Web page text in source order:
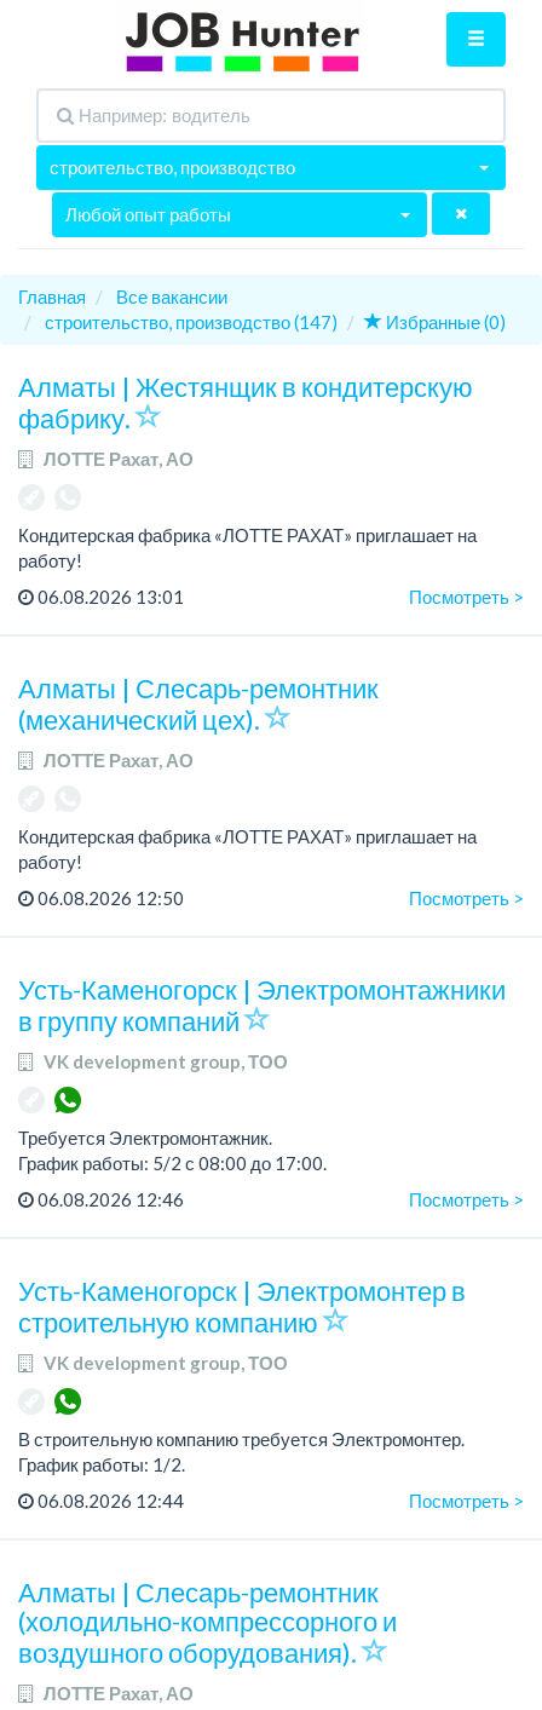
строительство, производство
Любой опыт работы
Главная
Все вакансии
строительство, производство (147)
Избранные (0)
Алматы | Жестянщик в кондитерскую
фабрику.
ЛОТТЕ Рахат, АО
Кондитерская фабрика «ЛОТТЕ РАХАТ» приглашает на
работу!
График работы: сменный.
Зарплата: от 260 219 до 390 328 тенге.
06.08.2026 13:01 Посмотреть >
Алматы | Слесарь-ремонтник
(механический цех).
ЛОТТЕ Рахат, АО
Кондитерская фабрика «ЛОТТЕ РАХАТ» приглашает на
работу!
График работы: сменный.
Зарплата: от 293 906 до 390 328 тенге.
06.08.2026 12:50 Посмотреть >
Усть-Каменогорск | Электромонтажники
в группу компаний
VK development group, ТОО
Требуется Электромонтажник.
График работы: 5/2 с 08:00 до 17:00.
Официальное трудоустройство
Требования:
06.08.2026 12:46 Посмотреть >
Усть-Каменогорск | Электромонтер в
строительную компанию
VK development group, ТОО
В строительную компанию требуется Электромонтер.
График работы: 1/2.
Зарплата: 350 000 тенге на карту банка.
06.08.2026 12:44 Посмотреть >
Алматы | Слесарь-ремонтник
(холодильно-компрессорного и
воздушного оборудования).
ЛОТТЕ Рахат, АО